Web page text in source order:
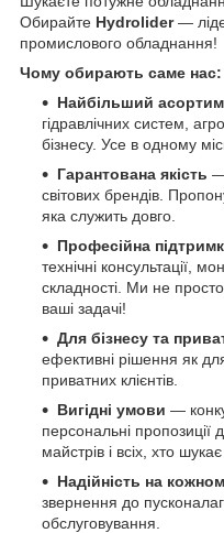
Обирайте Hydrolider—
промислового обладнання!
Чому обирають саме нас:
Найбільший
гідравлічних систем,
бізнесу. Усе в одному
Гарантована якість —
світових брендів.
яка служить довго.
Професійна
технічні консультації,
складності. Ми не
ваші задачі!
Для бізнесу та
ефективні рішення як
приватних клієнтів.
Вигідні умови —
персональні пропозиції
майстрів і всіх, хто шукає
Надійність на
звернення до
обслуговування.